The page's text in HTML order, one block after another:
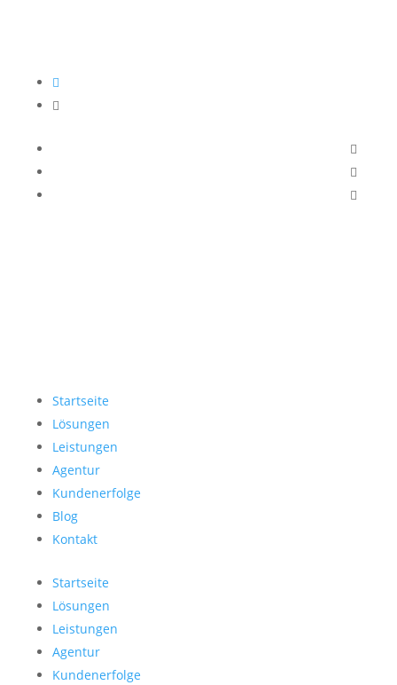





Startseite
Lösungen
Leistungen
Agentur
Kundenerfolge
Blog
Kontakt
Startseite
Lösungen
Leistungen
Agentur
Kundenerfolge